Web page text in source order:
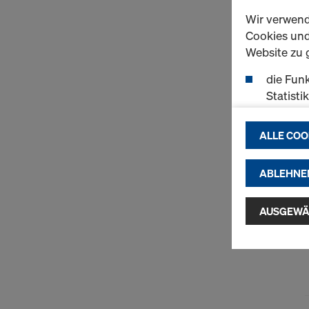
Wir
Cookies
Website zu
die
Indem Sie
USA
ALLE